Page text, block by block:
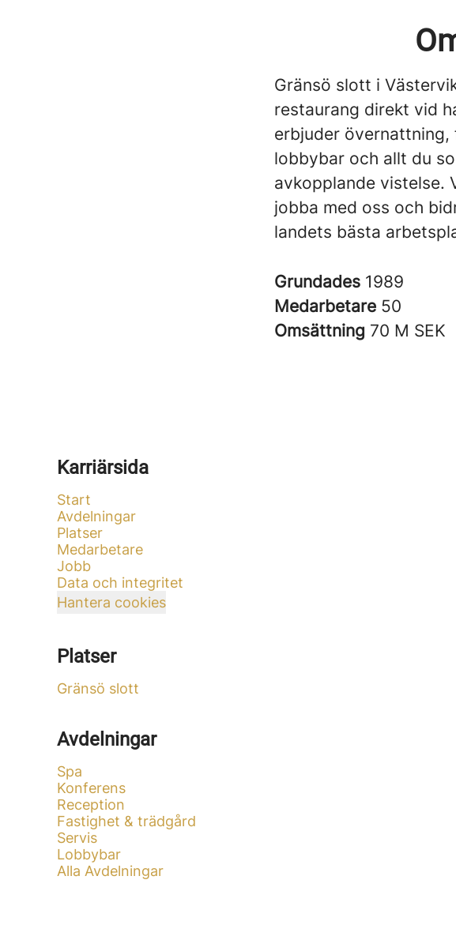
Gränsö slott i
restaurang direkt vid
erbjuder övernattning,
lobbybar och allt du
avkopplande vistelse.
jobba med oss och
landets bästa
Grundades 1989
Medarbetare 50
Omsättning 70 M SEK
Karriärsida
Start
Avdelningar
Platser
Medarbetare
Jobb
Data och integritet
Hantera cookies
Platser
Gränsö slott
Avdelningar
Spa
Konferens
Reception
Fastighet & trädgård
Servis
Lobbybar
Alla Avdelningar